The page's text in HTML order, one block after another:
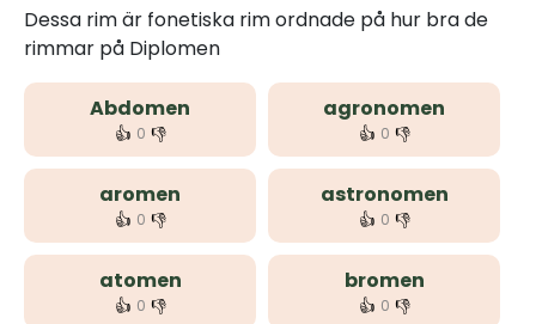
Dessa rim är fonetiska rim ordnade på hur bra de
rimmar på Diplomen
Abdomen
👍 0 👎
agronomen
👍 0 👎
aromen
👍 0 👎
astronomen
👍 0 👎
atomen
👍 0 👎
bromen
👍 0 👎